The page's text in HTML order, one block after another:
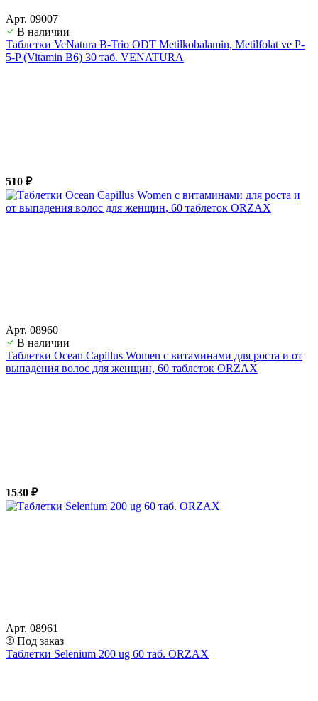
Арт. 09007
В наличии
Таблетки VeNatura B-Trio ODT Metilkobalamin, Metilfolat ve P-
5-P (Vitamin B6) 30 таб. VENATURA
510 ₽
Арт. 08960
В наличии
Таблетки Ocean Capillus Women с витаминами для роста и от
выпадения волос для женщин, 60 таблеток ORZAX
1530 ₽
Арт. 08961
Под заказ
Таблетки Selenium 200 ug 60 таб. ORZAX